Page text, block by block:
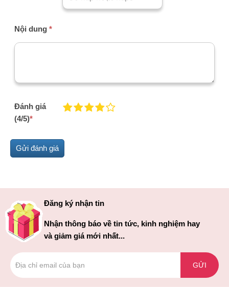
Nội dung *
Đánh giá
(4/5)*
Đăng ký nhận tin
Nhận thông báo về tin tức, kinh nghiệm hay
và giảm giá mới nhất...
GỬI